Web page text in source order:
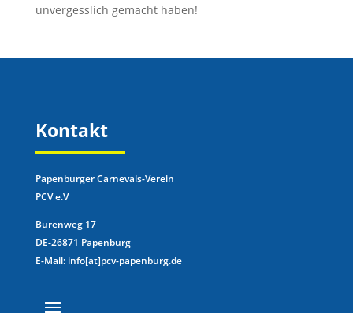
unvergesslich gemacht haben!
Kontakt
Papenburger Carnevals-Verein
PCV e.V
Burenweg 17
DE-26871 Papenburg
E-Mail: info[at]pcv-papenburg.de